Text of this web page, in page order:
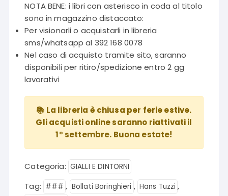
NOTA BENE: i libri con asterisco in coda al titolo
sono in magazzino distaccato:
Per visionarli o acquistarli in libreria
sms/whatsapp al 392 168 0078
Nel caso di acquisto tramite sito, saranno
disponibili per ritiro/spedizione entro 2 gg
lavorativi
📚 La libreria è chiusa per ferie estive.
Gli acquisti online saranno riattivati il
1° settembre. Buona estate!
Categoria: GIALLI E DINTORNI
Tag: ### , Bollati Boringhieri , Hans Tuzzi ,